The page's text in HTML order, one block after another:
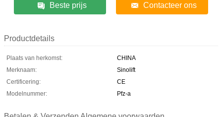
Beste prijs Contacteer ons
Productdetails
Plaats van herkomst:
CHINA
Merknaam:
Sinolift
Certificering:
CE
Modelnummer:
Pfz-a